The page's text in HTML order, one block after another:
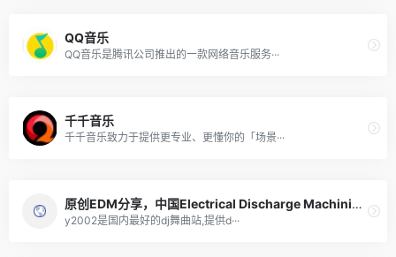
QQ音乐
QQ音乐是腾讯公司推出的一款网络音乐服务···
千千音乐
千千音乐致力于提供更专业、更懂你的「场景···
原创EDM分享，中国Electrical Discharge Machining电子DJ舞曲-www.y2002.com
y2002是国内最好的dj舞曲站,提供d···